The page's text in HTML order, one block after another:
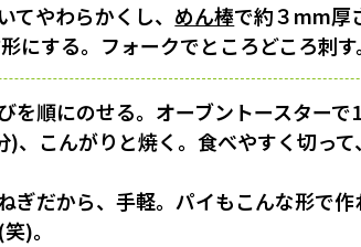
やわらかくし、 めん棒で約３mm厚
にする。フォークでところどころ刺す
を順にのせる。オーブントースター
)、こんがりと焼く。食べやすく切って
だから、手軽。パイもこんな形で作
)。